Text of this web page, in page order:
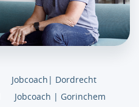
Jobcoach| Dordrecht
Jobcoach | Gorinchem